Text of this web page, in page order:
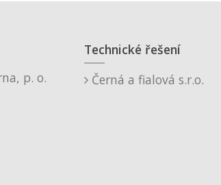
p. o.
Technické řešení
Černá a fialová s.r.o.